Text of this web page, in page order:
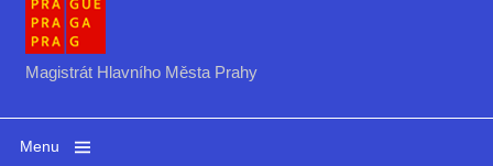
Magistrát Hlavního Města Prahy
Menu